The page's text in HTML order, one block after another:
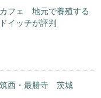
フェ 地元で養殖する
イッチが評判
西・最勝寺 茨城